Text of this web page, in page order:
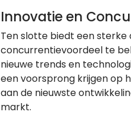
Innovatie en
Ten slotte biedt een
concurrentievoordeel te
nieuwe trends en
een voorsprong krijgen op
aan de nieuwste
markt.